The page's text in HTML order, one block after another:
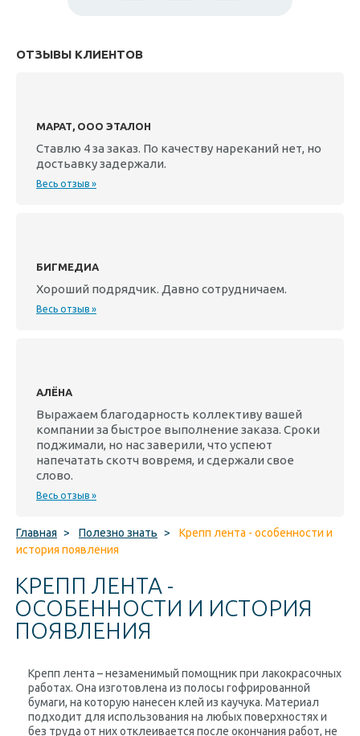
ОТЗЫВЫ КЛИЕНТОВ
МАРАТ, ООО ЭТАЛОН
Ставлю 4 за заказ. По качеству нареканий нет, но
достьавку задержали.
Весь отзыв »
БИГМЕДИА
Хороший подрядчик. Давно сотрудничаем.
Весь отзыв »
АЛЁНА
Выражаем благодарность коллективу вашей
компании за быстрое выполнение заказа. Сроки
поджимали, но нас заверили, что успеют
напечатать скотч вовремя, и сдержали свое
слово.
Весь отзыв »
Главная > Полезно знать >
Крепп лента - особенности и
история появления
КРЕПП ЛЕНТА -
ОСОБЕННОСТИ И ИСТОРИЯ
ПОЯВЛЕНИЯ
Крепп лента – незаменимый помощник при лакокрасочных
работах. Она изготовлена из полосы гофрированной
бумаги, на которую нанесен клей из каучука. Материал
подходит для использования на любых поверхностях и
без труда от них отклеивается после окончания работ, не